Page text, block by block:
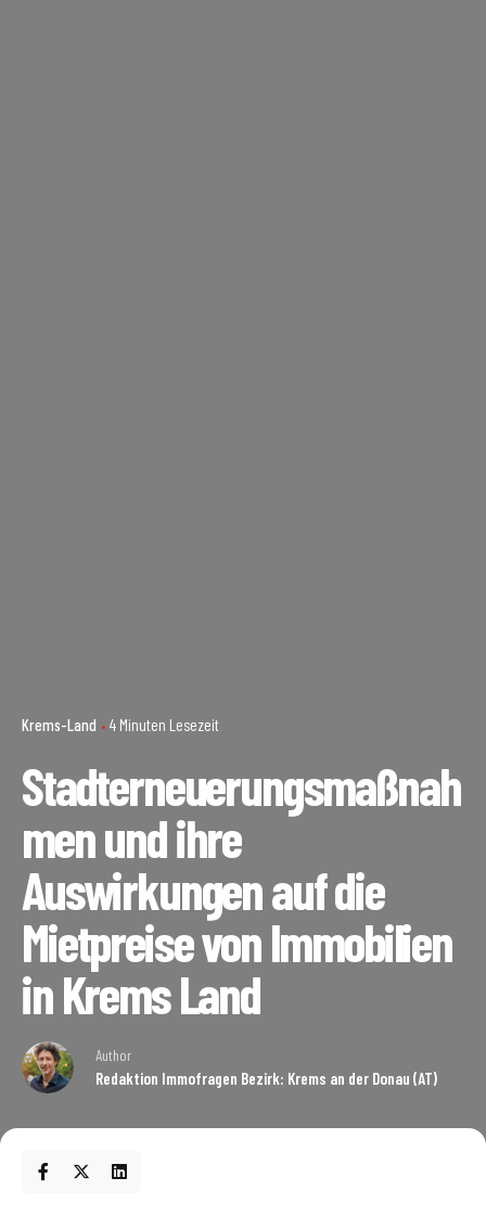
Krems-Land 4 Minuten Lesezeit
Stadterneuerungsmaßnah
men und ihre
Auswirkungen auf die
Mietpreise von Immobilien
in Krems Land
Author
Redaktion Immofragen Bezirk: Krems an der Donau (AT)